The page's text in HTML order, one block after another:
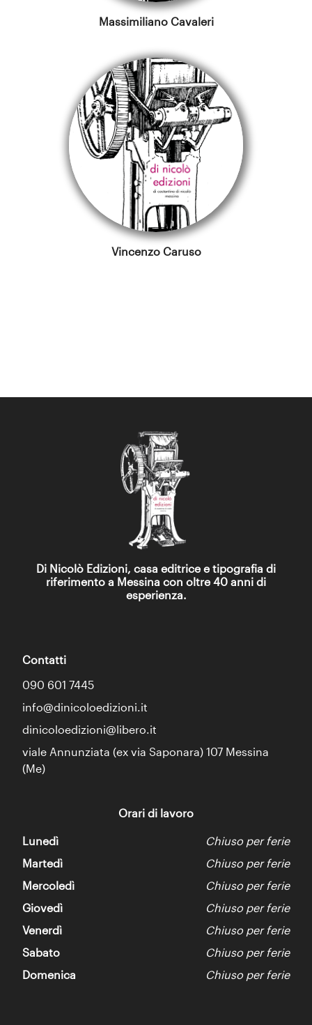
Massimiliano Cavaleri
Vincenzo Caruso
Di Nicolò Edizioni, casa editrice e tipografia di
riferimento a Messina con oltre 40 anni di
esperienza.
Contatti
090 601 7445
info@dinicoloedizioni.it
dinicoloedizioni@libero.it
viale Annunziata (ex via Saponara) 107 Messina
(Me)
Orari di lavoro
Lunedì
Chiuso per ferie
Martedì
Chiuso per ferie
Mercoledì
Chiuso per ferie
Giovedì
Chiuso per ferie
Venerdì
Chiuso per ferie
Sabato
Chiuso per ferie
Domenica
Chiuso per ferie